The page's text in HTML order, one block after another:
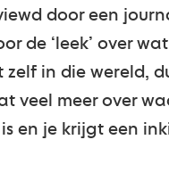
door een
de ‘leek’ over
zelf in die wereld,
veel meer over
en je krijgt een